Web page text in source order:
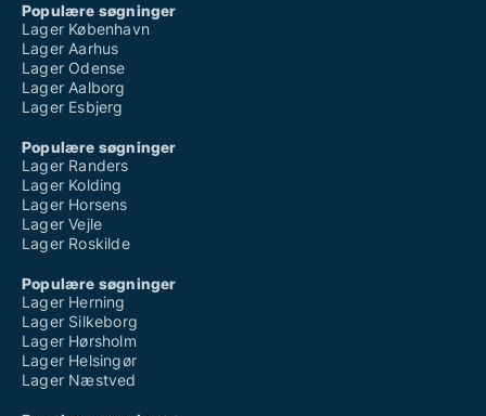
Populære søgninger
Lager København
Lager Aarhus
Lager Odense
Lager Aalborg
Lager Esbjerg
Populære søgninger
Lager Randers
Lager Kolding
Lager Horsens
Lager Vejle
Lager Roskilde
Populære søgninger
Lager Herning
Lager Silkeborg
Lager Hørsholm
Lager Helsingør
Lager Næstved